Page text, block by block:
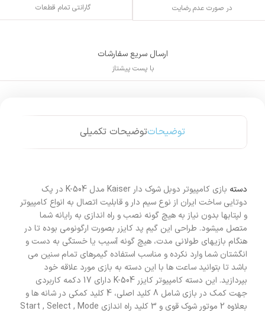
در صورت عدم رضایت گارانتی تمام قطعات
ارسال سریع سفارشات
با پست پیشتاز
توضیحاتتوضیحات تکمیلی
دسته
بازی کامپیوتر دوبل شوک دار Kaiser مدل K-504 در پک
دوتایی ساخت ایران از نوع سیم دار و قابلیت اتصال به انواع کامپیوتر
و لپتابها بدون نیاز به هیچ گونه نصب و راه اندازی به رایانه شما
متصل میشود. طراحی این گیم پد کایزر بصورت ارگونومی بوده تا در
هنگام بازیهای طولانی مدت، هیچ گونه آسیب یا خستگی به دست و
انگشتان شما وارد نکرده و مناسب استفاده گیمرهای تمام سنین می
باشد تا بتوانید ساعت ها با این دسته به بازی مورد علاقه خود
بپردازید. این دسته کامپیوتر کایزر K-504 دارای 17 دکمه کاربردی
جهت کمک در بازی شامل 8 کلید اصلی، 4 کلید کمکی در شانه ها و
بعلاوه 2 موتور شوک قوی و 3 کلید راه اندازی Start , Select , Mode